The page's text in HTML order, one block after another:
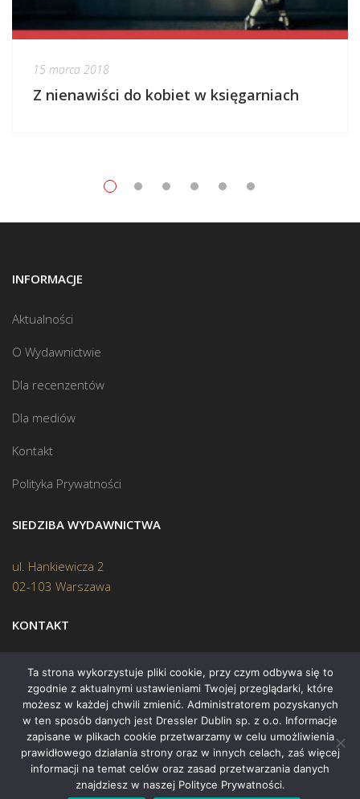
15 marca 2018
Z nienawiści do kobiet w księgarniach
INFORMACJE
Aktualności
O Wydawnictwie
Dla recenzentów
Dla mediów
Kontakt
Polityka Prywatności
SIEDZIBA WYDAWNICTWA
ul. Hankiewicza 2
02-103 Warszawa
KONTAKT
Biuro:(22) 45 70 402
Mail:biuro@swiatksiazki.pl
Copyright © 2015 Świat Książki. Wszelkie prawa zastrzeżone
Ta strona wykorzystuje pliki cookie, przy czym odbywa się to
zgodnie z aktualnymi ustawieniami Twojej przeglądarki, które
możesz w każdej chwili zmienić. Administratorem pozyskanych
w ten sposób danych jest Dressler Dublin sp. z o.o. Informacje
zapisane w plikach cookie przetwarzamy w celu umożliwienia
prawidłowego działania strony oraz w innych celach, zaś więcej
informacji na temat celów oraz zasad przetwarzania danych
znajdziesz w naszej Polityce Prywatności.